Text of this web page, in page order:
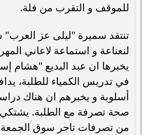
للموقف و التقرب من فلة.
تنتقد سميرة "ليلى عز
لنعناعة و استماعة لاعاني
يخبرها ان عبد البديع "هشام
في تدريس الكمياء للطلبة،
أسلوبة و يخبرهم ان هناك
صحة تصرفة مع الطلبة.
من تصرفات تاجر سوق